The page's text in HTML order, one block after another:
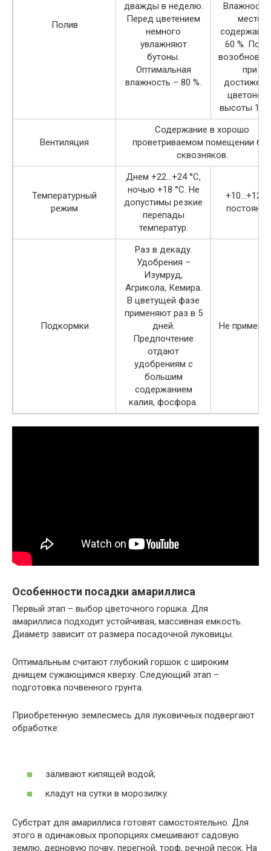
Полив
дважды в неделю.
Перед цветением
немного
увлажняют
бутоны.
Оптимальная
влажность – 80 %.
Влажность
месте
60 %.
при
высоты 12
Вентиляция
Содержание в хорошо
проветриваемом помещении без
сквозняков.
Температурный
режим
Днем +22…+24 °C,
ночью +18 °C. Не
допустимы резкие
перепады
температур.
+10…+12
Подкормки
Раз в декаду.
Удобрения –
Изумруд,
Агрикола, Кемира.
В цветущей фазе
применяют раз в 5
дней.
Предпочтение
отдают
удобрениям с
большим
содержанием
калия, фосфора.
Не
Особенности посадки амариллиса
Первый этап – выбор цветочного горшка. Для
амариллиса подходит устойчивая, массивная емкость.
Диаметр зависит от размера посадочной луковицы.
Оптимальным считают глубокий горшок с широким
днищем сужающимся кверху. Следующий этап –
подготовка почвенного грунта.
Приобретенную землесмесь для луковичных подвергают
обработке:
заливают кипящей водой;
кладут на сутки в морозилку.
Субстрат для амариллиса готовят самостоятельно. Для
этого в одинаковых пропорциях смешивают садовую
землю, дерновую почву, перегной, торф, речной песок. На